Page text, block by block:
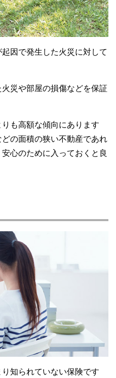
因で発生した火災に対して
災や部屋の損傷などを保証
も高額な傾向にあります
の面積の狭い不動産であれ
心のために入っておくと良
知られていない保険です